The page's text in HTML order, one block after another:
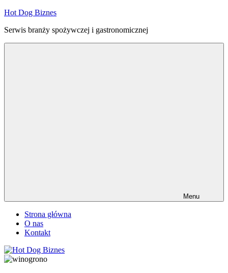
Przejdź
treści
Hot Dog Biznes
Serwis branży spożywczej i gastronomicznej
Menu
Strona główna
O nas
Kontakt